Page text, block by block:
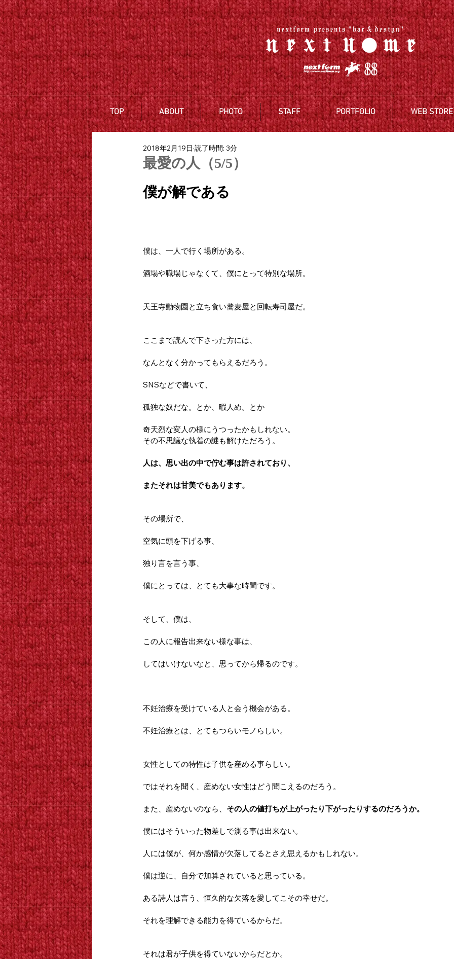
TOP ABOUT PHOTO STAFF PORTFOLIO WEB STORE
最愛の人（5/5）
2018年2月19日 読了時間: 3分
僕が解である
僕は、一人で行く場所がある。
酒場や職場じゃなくて、僕にとって特別な場所。
天王寺動物園と立ち食い蕎麦屋と回転寿司屋だ。
ここまで読んで下さった方には、
なんとなく分かってもらえるだろう。
SNSなどで書いて、
孤独な奴だな。とか、暇人め。とか
奇天烈な変人の様にうつったかもしれない。
その不思議な執着の謎も解けただろう。
人は、思い出の中で佇む事は許されており、
またそれは甘美でもあります。
その場所で、
空気に頭を下げる事、
独り言を言う事、
僕にとっては、とても大事な時間です。
そして、僕は、
この人に報告出来ない様な事は、
してはいけないなと、思ってから帰るのです。
不妊治療を受けている人と会う機会がある。
不妊治療とは、とてもつらいモノらしい。
女性としての特性は子供を産める事らしい。
ではそれを聞く、産めない女性はどう聞こえるのだろう。
また、産めないのなら、 その人の値打ちが上がったり下がったりするのだろうか。
僕にはそういった物差しで測る事は出来ない。
人には僕が、何か感情が欠落してるとさえ思えるかもしれない。
僕は逆に、自分で加算されていると思っている。
ある詩人は言う、恒久的な欠落を愛してこその幸せだ。
それを理解できる能力を得ているからだ。
それは君が子供を得ていないからだとか。